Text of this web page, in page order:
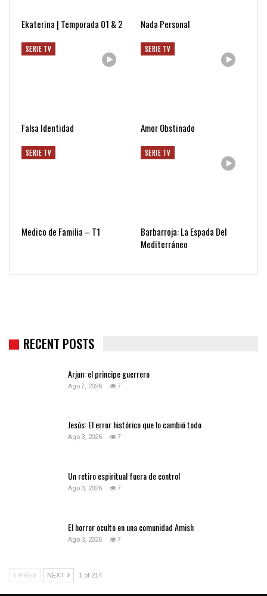
Ekaterina | Temporada 01 & 2 Nada Personal
SERIE TV
Falsa Identidad
SERIE TV
Amor Obstinado
SERIE TV
Medico de Familia – T1
SERIE TV
Barbarroja: La Espada Del
Mediterráneo
RECENT POSTS
Arjun: el principe guerrero
Ago 7, 2026 7
Jesús: El error histórico que lo cambió todo
Ago 3, 2026 7
Un retiro espiritual fuera de control
Ago 3, 2026 7
El horror oculto en una comunidad Amish
Ago 3, 2026 7
PREV NEXT 1 of 214